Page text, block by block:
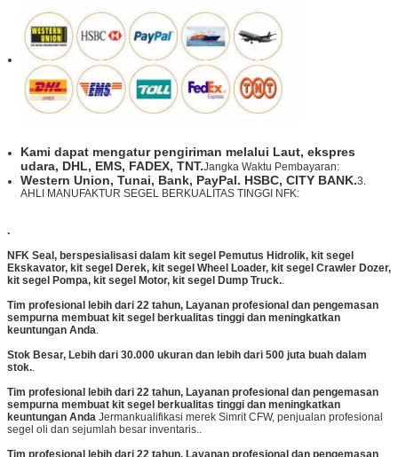
Kami dapat mengatur pengiriman melalui Laut, ekspres
udara, DHL, EMS, FADEX, TNT.Jangka Waktu Pembayaran:
Western Union, Tunai, Bank, PayPal. HSBC, CITY BANK.3.
AHLI MANUFAKTUR SEGEL BERKUALITAS TINGGI NFK:
.
NFK Seal, berspesialisasi dalam kit segel Pemutus Hidrolik, kit segel
Ekskavator, kit segel Derek, kit segel Wheel Loader, kit segel Crawler Dozer,
kit segel Pompa, kit segel Motor, kit segel Dump Truck..
Tim profesional lebih dari 22 tahun, Layanan profesional dan pengemasan
sempurna membuat kit segel berkualitas tinggi dan meningkatkan
keuntungan Anda.
Stok Besar, Lebih dari 30.000 ukuran dan lebih dari 500 juta buah dalam
stok..
Tim profesional lebih dari 22 tahun, Layanan profesional dan pengemasan
sempurna membuat kit segel berkualitas tinggi dan meningkatkan
keuntungan Anda Jerman kualifikasi merek Simrit CFW, penjualan profesional
segel oli dan sejumlah besar inventaris..